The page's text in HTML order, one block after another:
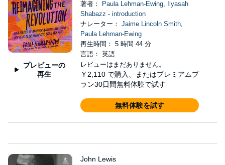
プレビューの
再生
著者： Paula Lehman-Ewing,
Ilyasah
Shabazz - introduction
ナレーター： Jaime Lincoln Smith,
Paula Lehman-Ewing
再生時間： 5 時間 44 分
言語： 英語
レビューはまだありません。
￥2,110 で購入、またはプレミアムプ
ラン30日間無料体験で試す
無料体験を試す
John Lewis